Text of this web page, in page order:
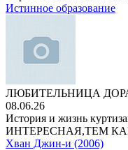
Истинное образование
ЛЮБИТЕЛЬНИЦА
08.06.26
История и жизнь
ИНТЕРЕСНАЯ,ТЕМ
Хван Джин-и (2006)